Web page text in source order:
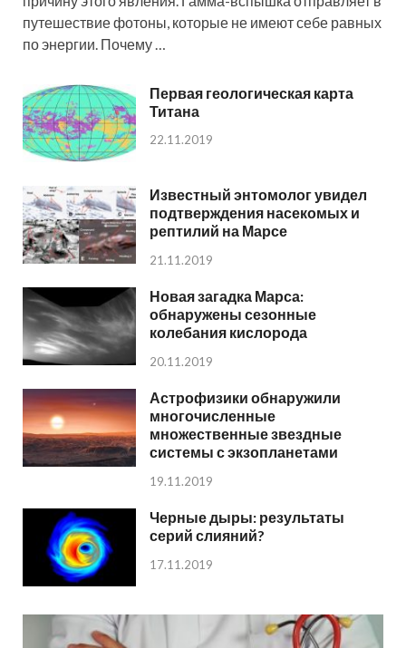
путешествие фотоны, которые не имеют себе равных
по энергии. Почему …
Первая геологическая карта
Титана
22.11.2019
Известный энтомолог увидел
подтверждения насекомых и
рептилий на Марсе
21.11.2019
Новая загадка Марса:
обнаружены сезонные
колебания кислорода
20.11.2019
Астрофизики обнаружили
многочисленные
множественные звездные
системы с экзопланетами
19.11.2019
Черные дыры: результаты
серий слияний?
17.11.2019